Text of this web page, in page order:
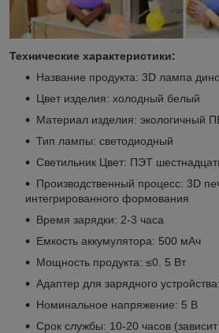
Технические характеристики:
Название продукта: 3D лампа
Цвет изделия: холодный белый
Материал изделия: экологичный
Тип лампы: светодиодный
Светильник Цвет: ПЭТ
Производственный процесс: 3D
интегрированного формования
Время зарядки: 2-3 часа
Емкость аккумулятора: 500 мАч
Мощность продукта: ≤0. 5 Вт
Адаптер для зарядного
Номинальное напряжение: 5 В
Срок службы: 10-20 часов (зависит